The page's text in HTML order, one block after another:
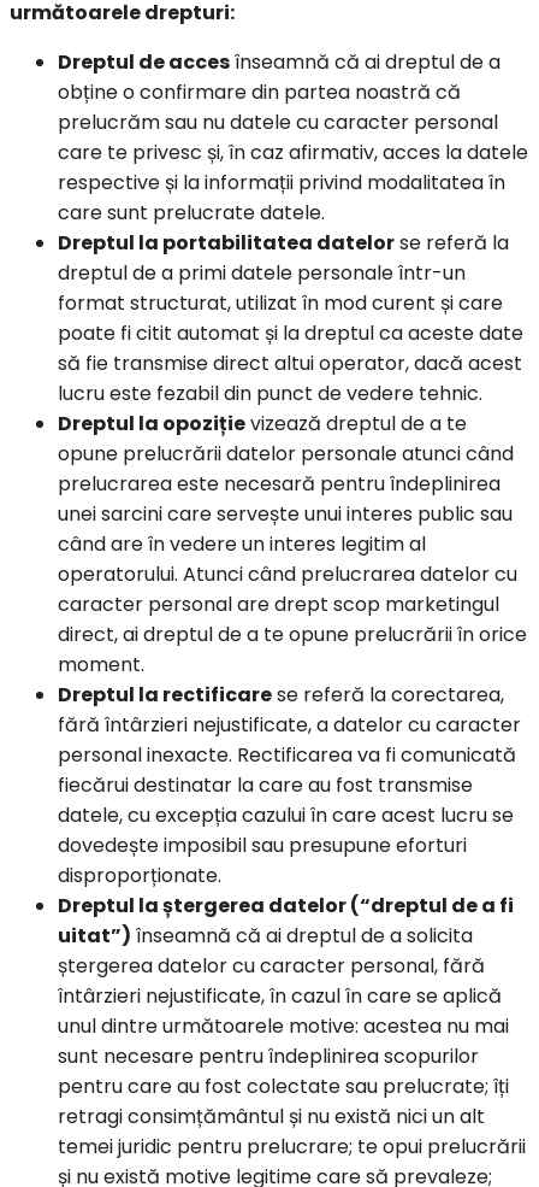
următoarele drepturi:
Dreptul de accesînseamnă că ai dreptul de a
obține o confirmare din partea noastră că
prelucrăm sau nu datele cu caracter personal
care te privesc și, în caz afirmativ, acces la datele
respective și la informații privind modalitatea în
care sunt prelucrate datele.
Dreptul la portabilitatea datelorse referă la
dreptul de a primi datele personale într-un
format structurat, utilizat în mod curent și care
poate fi citit automat și la dreptul ca aceste date
să fie transmise direct altui operator, dacă acest
lucru este fezabil din punct de vedere tehnic.
Dreptul la opozițievizează dreptul de a te
opune prelucrării datelor personale atunci când
prelucrarea este necesară pentru îndeplinirea
unei sarcini care servește unui interes public sau
când are în vedere un interes legitim al
operatorului. Atunci când prelucrarea datelor cu
caracter personal are drept scop marketingul
direct, ai dreptul de a te opune prelucrării în orice
moment.
Dreptul la rectificarese referă la corectarea,
fără întârzieri nejustificate, a datelor cu caracter
personal inexacte. Rectificarea va fi comunicată
fiecărui destinatar la care au fost transmise
datele, cu excepția cazului în care acest lucru se
dovedește imposibil sau presupune eforturi
disproporționate.
Dreptul la ștergerea datelor (“dreptul de a fi
uitat”) înseamnă că ai dreptul de a solicita
ștergerea datelor cu caracter personal, fără
întârzieri nejustificate, în cazul în care se aplică
unul dintre următoarele motive: acestea nu mai
sunt necesare pentru îndeplinirea scopurilor
pentru care au fost colectate sau prelucrate; îți
retragi consimțământul și nu există nici un alt
temei juridic pentru prelucrare; te opui prelucrării
și nu există motive legitime care să prevaleze;